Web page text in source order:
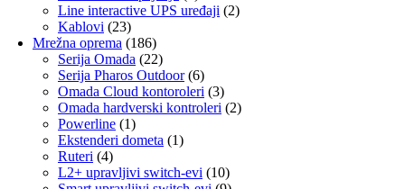
Line interactive UPS uređaji (2)
Kablovi (23)
Mrežna oprema (186)
Serija Omada (22)
Serija Pharos Outdoor (6)
Omada Cloud kontoroleri (3)
Omada hardverski kontroleri (2)
Powerline (1)
Ekstenderi dometa (1)
Ruteri (4)
L2+ upravljivi switch-evi (10)